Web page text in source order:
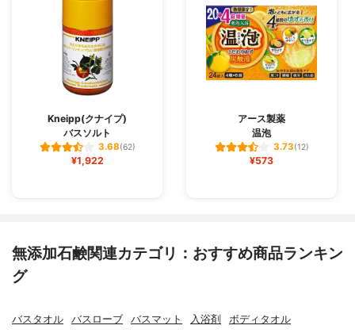
Kneipp(クナイプ)
バスソルト
3.68(62)
¥1,922
アース製薬
温泡
3.73(12)
¥573
無添加石鹸関連カテゴリ：おすすめ商品ランキン
グ
バスタオル バスローブ バスマット 入浴剤 ボディタオル